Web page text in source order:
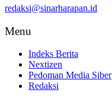
redaksi@sinarharapan.id
Menu
Indeks Berita
Nextizen
Pedoman Media Siber
Redaksi